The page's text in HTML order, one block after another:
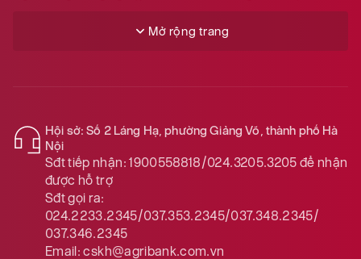
Mở rộng trang
Hội sở: Số 2 Láng Hạ, phường Giảng Võ, thành phố Hà
Nội
Sđt tiếp nhận: 1900558818/024.3205.3205để nhận
được hỗ trợ
Sđt gọi ra:
024.2233.2345/037.353.2345/037.348.2345/
037.346.2345
Email:cskh@agribank.com.vn